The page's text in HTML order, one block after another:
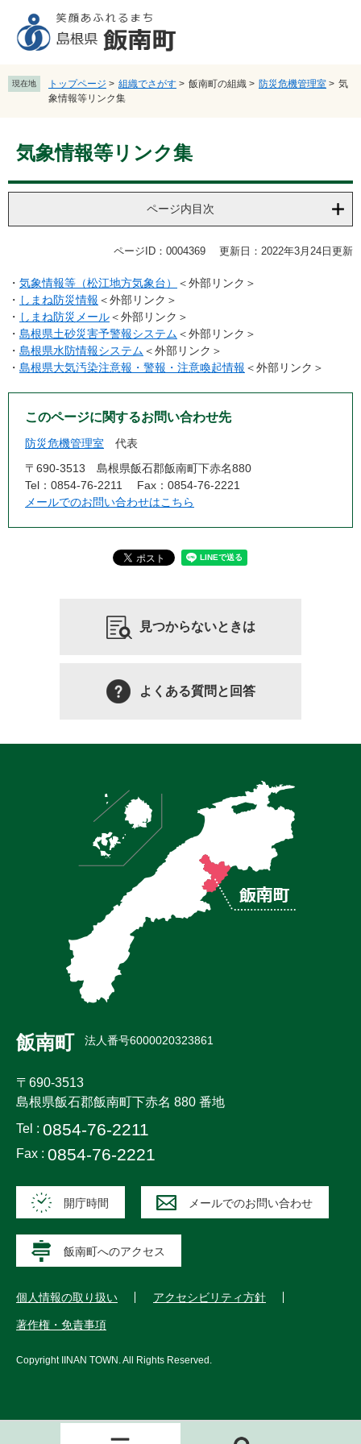
先
頭
を
飛
へ
現在地 トップページ > 組織でさがす > 飯南町の組織 > 防災危機管理室 > 気
象情報等リンク集
文気象情報等リンク集
ページ内目次
ページID：0004369 更新日：2022年3月24日更新
・ 気象情報等（松江地方気象台）
＜外部リンク＞
・ しまね防災情報 ＜外部リンク＞
・ しまね防災メール＜外部リンク＞
・ 島根県土砂災害予警報システム ＜外部リンク＞
・ 島根県水防情報システム ＜外部リンク＞
・ 島根県大気汚染注意報・警報・注意喚起情報 ＜外部リンク＞
このページに関するお問い合わせ先
防災危機管理室
代表
〒690-3513
島根県飯石郡飯南町下赤名880
Tel：0854-76-2211
Fax：0854-76-2221
メールでのお問い合わせはこちら
見つからないときは
よくある質問と回答
飯南町 法人番号6000020323861
〒690-3513
島根県飯石郡飯南町下赤名 880 番地
Tel : 0854-76-2211
Fax : 0854-76-2221
開庁時間 メールでのお問い合わせ
飯南町へのアクセス
個人情報の取り扱い アクセシビリティ方針
著作権・免責事項
Copyright IINAN TOWN . All Rights Reserved.